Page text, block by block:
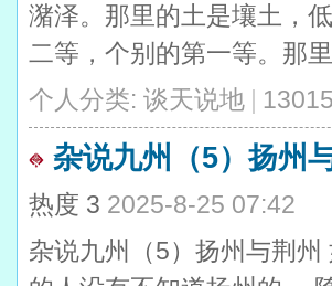
潴泽。那里的土是壤土，
二等，个别的第一等。那
个人分类: 谈天说地 |
杂说九州（5）扬州
热度 3 2025-8-25 07:42
杂说九州（5）扬州与荆